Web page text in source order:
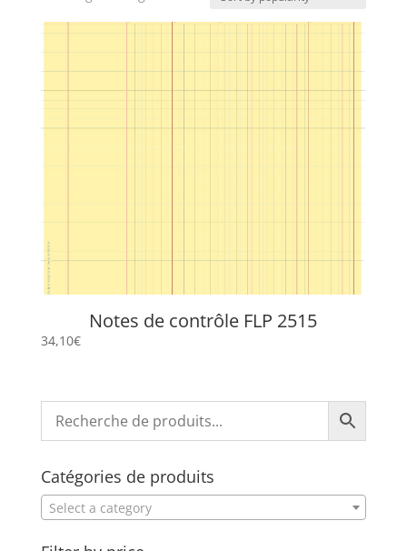
Notes de contrôle FLP 2515
34,10€
Catégories de produits
Select a category